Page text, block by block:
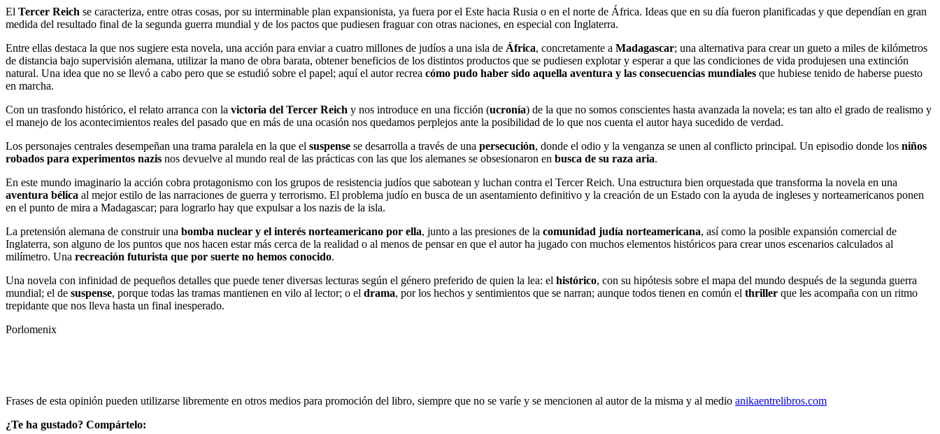
El Tercer Reich se caracteriza, entre otras cosas, por su interminable plan expansionista, ya fuera por el Este hacia Rusia o en el norte de África. Ideas que en su día fueron planificadas y que dependían en gran
medida del resultado final de la segunda guerra mundial y de los pactos que pudiesen fraguar con otras naciones, en especial con Inglaterra.
Entre ellas destaca la que nos sugiere esta novela, una acción para enviar a cuatro millones de judíos a una isla de África, concretamente a Madagascar; una alternativa para crear un gueto a miles de kilómetros
de distancia bajo supervisión alemana, utilizar la mano de obra barata, obtener beneficios de los distintos productos que se pudiesen explotar y esperar a que las condiciones de vida produjesen una extinción
natural. Una idea que no se llevó a cabo pero que se estudió sobre el papel; aquí el autor recrea cómo pudo haber sido aquella aventura y las consecuencias mundiales que hubiese tenido de haberse puesto
en marcha.
Con un trasfondo histórico, el relato arranca con la victoria del Tercer Reich y nos introduce en una ficción (ucronía) de la que no somos conscientes hasta avanzada la novela; es tan alto el grado de realismo y
el manejo de los acontecimientos reales del pasado que en más de una ocasión nos quedamos perplejos ante la posibilidad de lo que nos cuenta el autor haya sucedido de verdad.
Los personajes centrales desempeñan una trama paralela en la que el suspense se desarrolla a través de una persecución, donde el odio y la venganza se unen al conflicto principal. Un episodio donde los niños
robados para experimentos nazis nos devuelve al mundo real de las prácticas con las que los alemanes se obsesionaron en busca de su raza aria.
En este mundo imaginario la acción cobra protagonismo con los grupos de resistencia judíos que sabotean y luchan contra el Tercer Reich. Una estructura bien orquestada que transforma la novela en una
aventura bélica al mejor estilo de las narraciones de guerra y terrorismo. El problema judío en busca de un asentamiento definitivo y la creación de un Estado con la ayuda de ingleses y norteamericanos ponen
en el punto de mira a Madagascar; para lograrlo hay que expulsar a los nazis de la isla.
La pretensión alemana de construir una bomba nuclear y el interés norteamericano por ella, junto a las presiones de la comunidad judía norteamericana, así como la posible expansión comercial de
Inglaterra, son alguno de los puntos que nos hacen estar más cerca de la realidad o al menos de pensar en que el autor ha jugado con muchos elementos históricos para crear unos escenarios calculados al
milímetro. Una recreación futurista que por suerte no hemos conocido.
Una novela con infinidad de pequeños detalles que puede tener diversas lecturas según el género preferido de quien la lea: el histórico, con su hipótesis sobre el mapa del mundo después de la segunda guerra
mundial; el de suspense, porque todas las tramas mantienen en vilo al lector; o el drama, por los hechos y sentimientos que se narran; aunque todos tienen en común el thriller que les acompaña con un ritmo
trepidante que nos lleva hasta un final inesperado.
Porlomenix
Frases de esta opinión pueden utilizarse libremente en otros medios para promoción del libro, siempre que no se varíe y se mencionen al autor de la misma y al medio anikaentrelibros.com
¿Te ha gustado? Compártelo: